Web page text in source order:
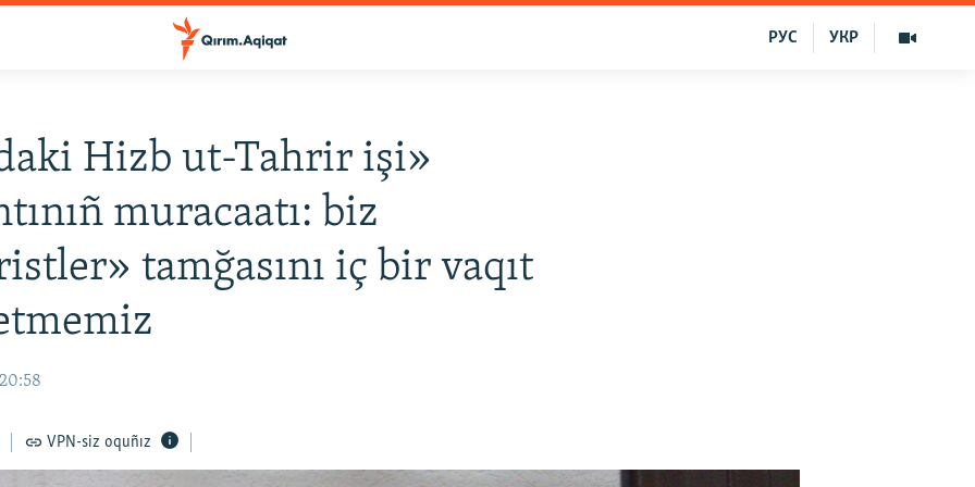
УКР
РУС
Hizb ut-Tahrir işi»
muracaatı: biz
tamğasını iç bir vaqıt
VPN-siz oquñız